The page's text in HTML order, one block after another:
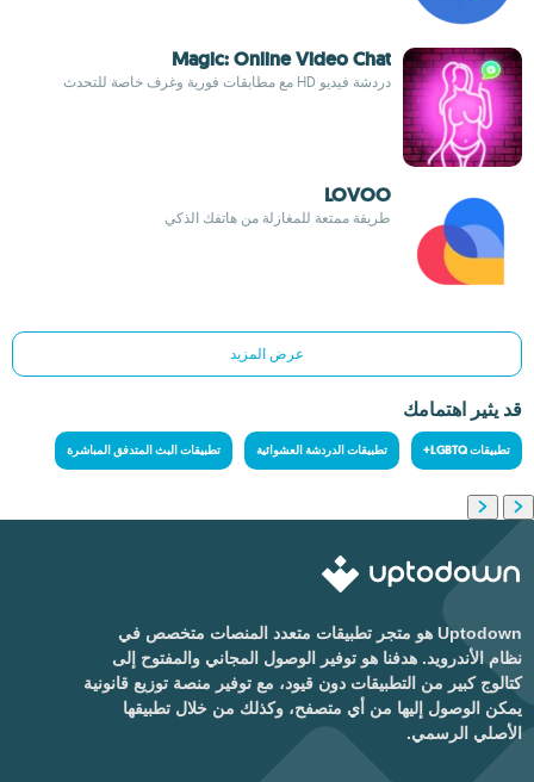
Magic: Online Video Chat
دردشة فيديو HD مع مطابقات فورية وغرف خاصة للتحدث
LOVOO
طريقة ممتعة للمغازلة من هاتفك الذكي
عرض المزيد
قد يثير اهتمامك
تطبيقات LGBTQ+ تطبيقات الدردشة العشوائية تطبيقات البث المتدفق المباشرة
Uptodown هو متجر تطبيقات متعدد المنصات متخصص في
نظام الأندرويد. هدفنا هو توفير الوصول المجاني والمفتوح إلى
كتالوج كبير من التطبيقات دون قيود، مع توفير منصة توزيع قانونية
يمكن الوصول إليها من أي متصفح، وكذلك من خلال تطبيقها
الأصلي الرسمي.